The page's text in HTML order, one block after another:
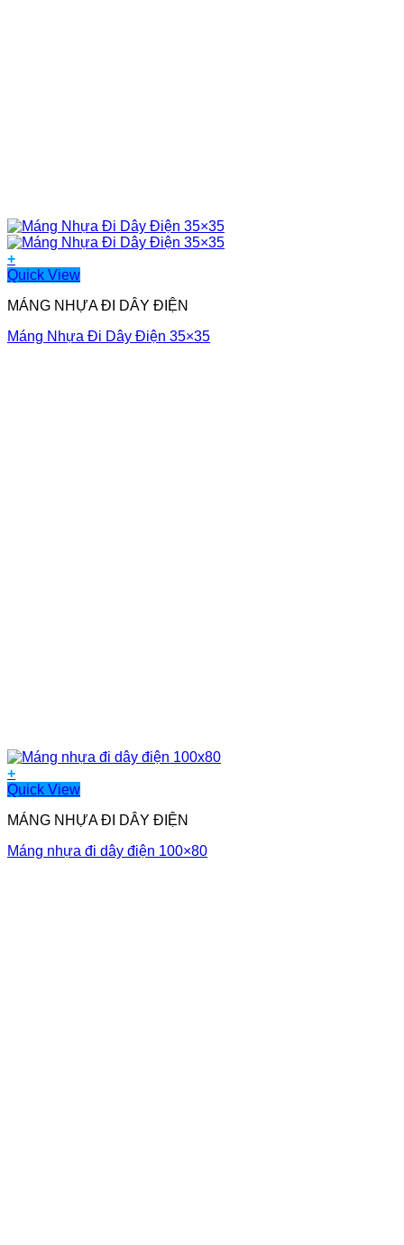
+
Quick View
MÁNG NHỰA ĐI DÂY ĐIỆN
Máng Nhựa Đi Dây Điện 35×35
+
Quick View
MÁNG NHỰA ĐI DÂY ĐIỆN
Máng nhựa đi dây điện 100×80